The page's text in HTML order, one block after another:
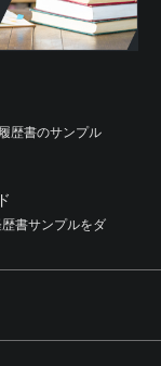
歴書のサンプル
書サンプルをダ